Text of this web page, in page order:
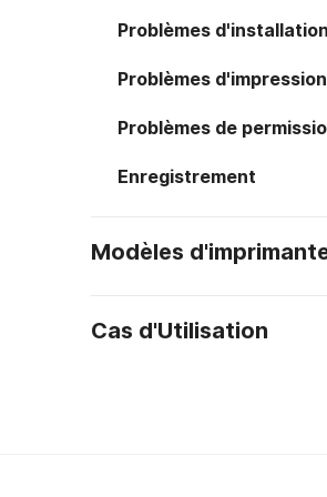
Problèmes d'installation
Problèmes d'impression
Problèmes de
Enregistrement
Modèles
Cas d'Utilisation